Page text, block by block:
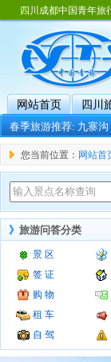
四川成都中国青年旅
网站首页 四川
春季旅游推荐:九寨沟
您当前位置： 网站首
》 旅游问答分类
景 区
签 证
购 物
租 车
自 驾